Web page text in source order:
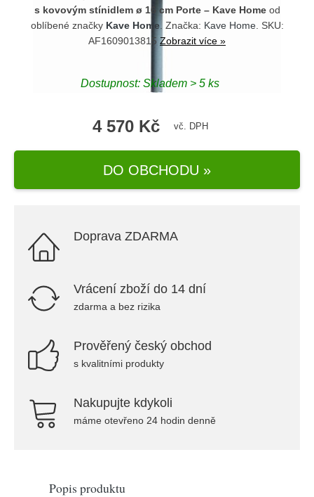
s kovovým stínidlem ø 16 cm Porte – Kave Homeod
oblíbené značky Kave Home . Značka: Kave Home. SKU:
AF1609013815 Zobrazit více »
Dostupnost: Skladem > 5 ks
4 570 Kč vč. DPH
DO OBCHODU »
Doprava ZDARMA
Vrácení zboží do 14 dní
zdarma a bez rizika
Prověřený český obchod
s kvalitními produkty
Nakupujte kdykoli
máme otevřeno 24 hodin denně
Popis produktu